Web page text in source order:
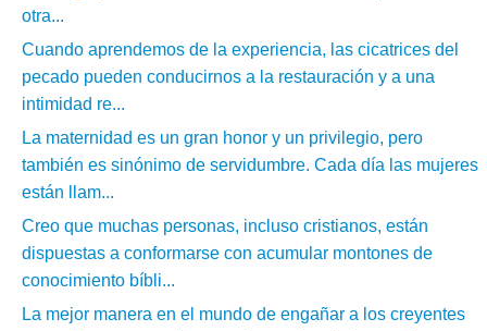
otra...
Cuando aprendemos de la experiencia, las cicatrices del
pecado pueden conducirnos a la restauración y a una
intimidad re...
La maternidad es un gran honor y un privilegio, pero
también es sinónimo de servidumbre. Cada día las mujeres
están llam...
Creo que muchas personas, incluso cristianos, están
dispuestas a conformarse con acumular montones de
conocimiento bíbli...
La mejor manera en el mundo de engañar a los creyentes